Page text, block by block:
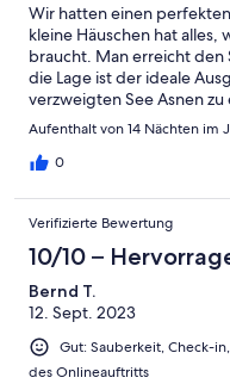
Wir hatten einen
kleine Häuschen hat alles,
braucht. Man erreicht den
die Lage ist der ideale
verzweigten See Asnen
genoßen und sogar das
tollen Gastgebern Frank
das Ferienhaus Gamla
gerne wieder.
Aufenthalt von 14 Nächten im
0
Verifizierte Bewertung
10/10 –
Bernd T.
12. Sept. 2023
Gut: Sauberkeit, Check-
des Onlineauftritts